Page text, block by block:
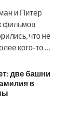
и Питер
фильмов
что не
кого-то …
две башни
в